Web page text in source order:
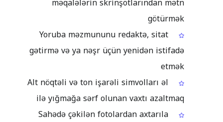
götürmək
Yoruba məzmununu redaktə, sitat
gətirmə və ya nəşr üçün yenidən istifadə
etmək
Alt nöqtəli və ton işarəli simvolları əl
ilə yığmağa sərf olunan vaxtı azaltmaq
Sahədə çəkilən fotolardan axtarıla